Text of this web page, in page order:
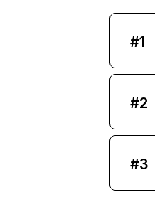
#1
#2
#3